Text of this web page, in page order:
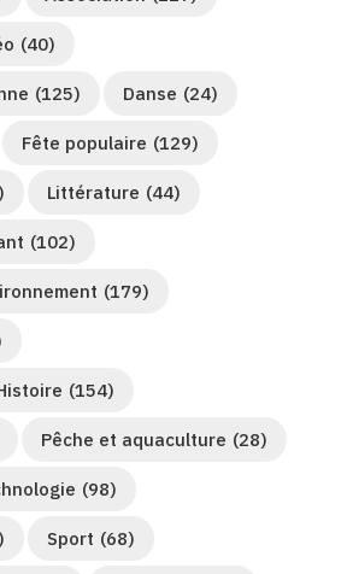
(40)
(125) Danse (24)
Fête populaire (129)
Littérature (44)
(102)
(179)
(154)
Pêche et aquaculture (28)
(98)
Sport (68)